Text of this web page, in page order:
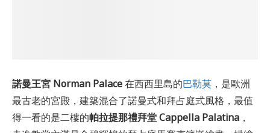
諾曼王宮 Norman Palace在西西里島的巴勒莫 ，是歐洲
最古老的宮殿，建築混合了諾曼式和拜占庭式風格，最值
得一看的是二樓的帕拉提那禮拜堂 Cappella Palatina ，